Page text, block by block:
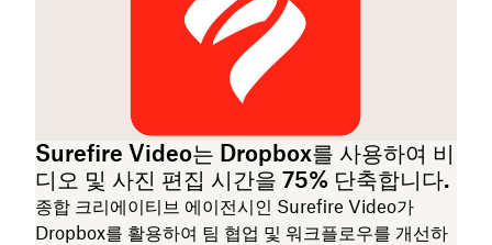
Surefire Video는 Dropbox를 사용하여 비
디오 및 사진 편집 시간을 75% 단축합니다.
종합 크리에이티브 에이전시인 Surefire Video가
Dropbox를 활용하여 팀 협업 및 워크플로우를 개선하